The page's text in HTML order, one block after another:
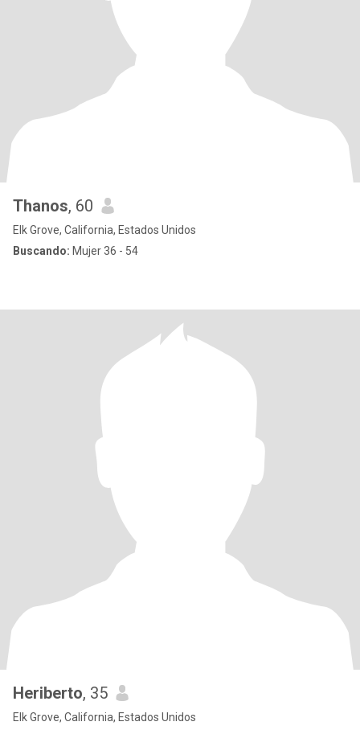
Thanos, 60
Elk Grove, California, Estados Unidos
Buscando: Mujer 36 - 54
Heriberto, 35
Elk Grove, California, Estados Unidos